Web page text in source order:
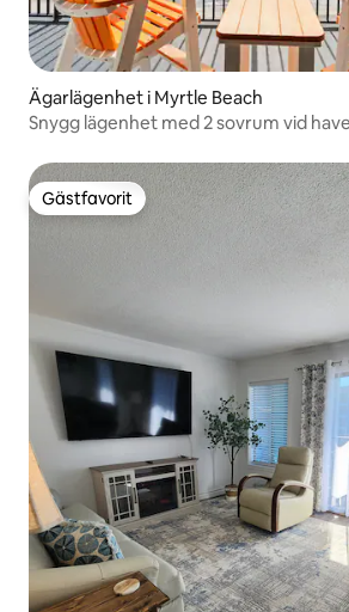
Ägarlägenhet i Myrtle Beach
Snygg lägenhet med 2 sovrum vid
Gästfavorit
Gästfavorit